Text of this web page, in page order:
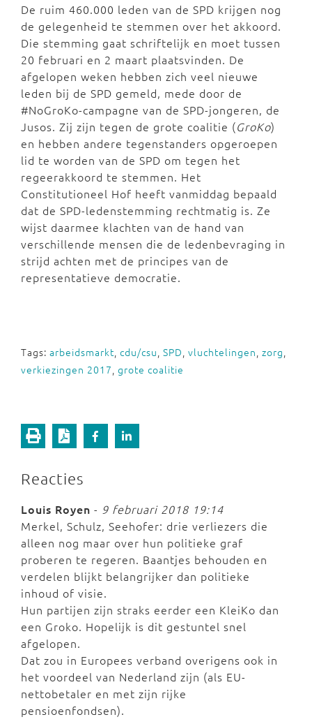
De ruim 460.000 leden van de SPD krijgen nog
de gelegenheid te stemmen over het akkoord.
Die stemming gaat schriftelijk en moet tussen
20 februari en 2 maart plaatsvinden. De
afgelopen weken hebben zich veel nieuwe
leden bij de SPD gemeld, mede door de
#NoGroKo-campagne van de SPD-jongeren, de
Jusos. Zij zijn tegen de grote coalitie (GroKo)
en hebben andere tegenstanders opgeroepen
lid te worden van de SPD om tegen het
regeerakkoord te stemmen. Het
Constitutioneel Hof heeft vanmiddag bepaald
dat de SPD-ledenstemming rechtmatig is. Ze
wijst daarmee klachten van de hand van
verschillende mensen die de ledenbevraging in
strijd achten met de principes van de
representatieve democratie.
Tags: arbeidsmarkt cdu/csu SPD vluchtelingen zorg
verkiezingen 2017 grote coalitie
Reacties
Louis Royen - 9 februari 2018 19:14
Merkel, Schulz, Seehofer: drie verliezers die
alleen nog maar over hun politieke graf
proberen te regeren. Baantjes behouden en
verdelen blijkt belangrijker dan politieke
inhoud of visie.
Hun partijen zijn straks eerder een KleiKo dan
een Groko. Hopelijk is dit gestuntel snel
afgelopen.
Dat zou in Europees verband overigens ook in
het voordeel van Nederland zijn (als EU-
nettobetaler en met zijn rijke
pensioenfondsen).